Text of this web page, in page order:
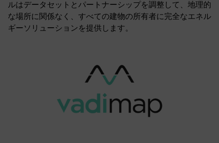
ルはデータセットとパートナーシップを調整して、地理的
な場所に関係なく、すべての建物の所有者に完全なエネル
ギーソリューションを提供します。